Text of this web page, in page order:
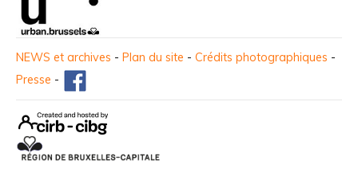
NEWS et archives - Plan du site - Crédits photographiques -
Presse -